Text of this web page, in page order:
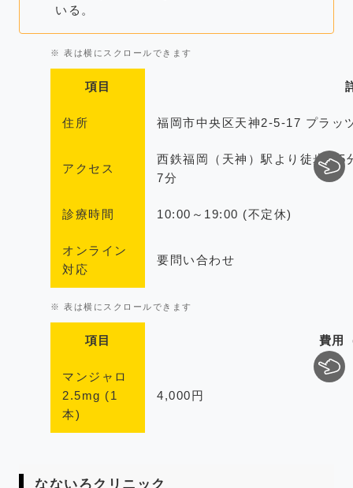
いる。
項目
住所 福岡市中央区天神2-5-17 プラッ
アクセス
西鉄福岡（天神）駅より徒歩約
7分
診療時間 10:00～19:00 (不定休)
オンライン
対応
要問い合わせ
項目 費用
マンジャロ
2.5mg (1
本)
4,000円
なないろクリニック